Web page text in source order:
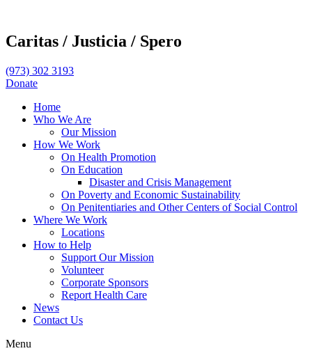
Caritas / Justicia / Spero
(973) 302 3193
Donate
Home
Who We Are
Our Mission
How We Work
On Health Promotion
On Education
Disaster and Crisis Management
On Poverty and Economic Sustainability
On Penitentiaries and Other Centers of Social Control
Where We Work
Locations
How to Help
Support Our Mission
Volunteer
Corporate Sponsors
Report Health Care
News
Contact Us
Menu